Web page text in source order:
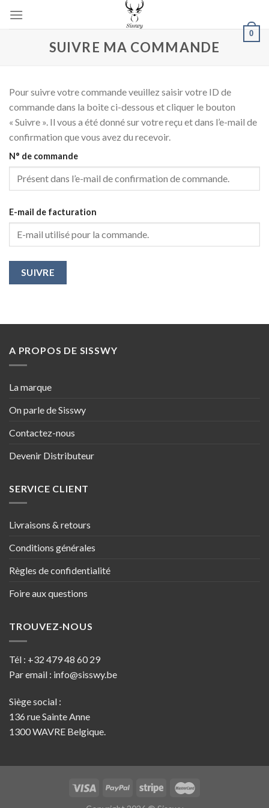
0
SUIVRE MA COMMANDE
Pour suivre votre commande veuillez saisir votre ID de
commande dans la boite ci-dessous et cliquer le bouton
« Suivre ». Il vous a été donné sur votre reçu et dans l’e-mail de
confirmation que vous avez du recevoir.
N° de commande
E-mail de facturation
SUIVRE
A PROPOS DE SISSWY
La marque
On parle de Sisswy
Contactez-nous
Devenir Distributeur
SERVICE CLIENT
Livraisons & retours
Conditions générales
Règles de confidentialité
Foire aux questions
TROUVEZ-NOUS
Tél : +32 479 48 60 29
Par email : info@sisswy.be
Siège social :
136 rue Sainte Anne
1300 WAVRE Belgique.